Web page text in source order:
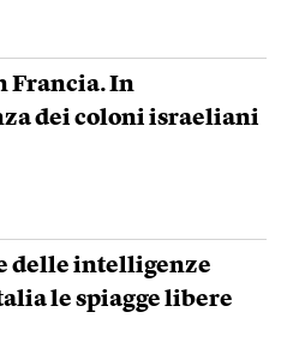
Francia. In
dei coloni israeliani
delle intelligenze
le spiagge libere